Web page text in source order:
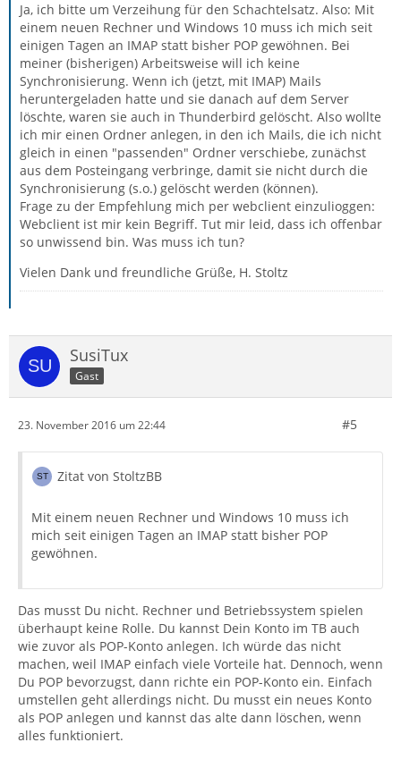
Ja, ich bitte um Verzeihung für den Schachtelsatz. Also: Mit
einem neuen Rechner und Windows 10 muss ich mich seit
einigen Tagen an IMAP statt bisher POP gewöhnen. Bei
meiner (bisherigen) Arbeitsweise will ich keine
Synchronisierung. Wenn ich (jetzt, mit IMAP) Mails
heruntergeladen hatte und sie danach auf dem Server
löschte, waren sie auch in Thunderbird gelöscht. Also wollte
ich mir einen Ordner anlegen, in den ich Mails, die ich nicht
gleich in einen "passenden" Ordner verschiebe, zunächst
aus dem Posteingang verbringe, damit sie nicht durch die
Synchronisierung (s.o.) gelöscht werden (können).
Frage zu der Empfehlung mich per webclient einzulioggen:
Webclient ist mir kein Begriff. Tut mir leid, dass ich offenbar
so unwissend bin. Was muss ich tun?
Vielen Dank und freundliche Grüße, H. Stoltz
SusiTux
Gast
23. November 2016 um 22:44 #5
Zitat von StoltzBB
Mit einem neuen Rechner und Windows 10 muss ich
mich seit einigen Tagen an IMAP statt bisher POP
gewöhnen.
Das musst Du nicht. Rechner und Betriebssystem spielen
überhaupt keine Rolle. Du kannst Dein Konto im TB auch
wie zuvor als POP-Konto anlegen. Ich würde das nicht
machen, weil IMAP einfach viele Vorteile hat. Dennoch, wenn
Du POP bevorzugst, dann richte ein POP-Konto ein. Einfach
umstellen geht allerdings nicht. Du musst ein neues Konto
als POP anlegen und kannst das alte dann löschen, wenn
alles funktioniert.